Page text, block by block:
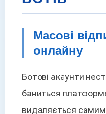
Масові
онлайну
Ботові акаунти
баниться
видаляється